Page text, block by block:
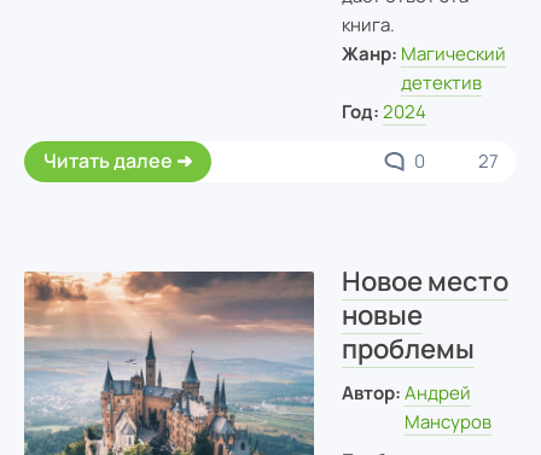
книга.
Жанр: Магический
детектив
Год: 2024
Читать далее 0 27
Новое место
новые
проблемы
Автор: Андрей
Мансуров